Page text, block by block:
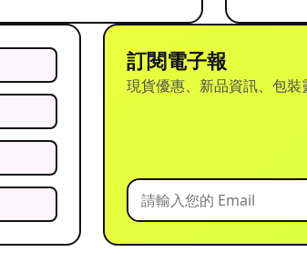
訂閱電子報
現貨優惠、新品資訊、包裝